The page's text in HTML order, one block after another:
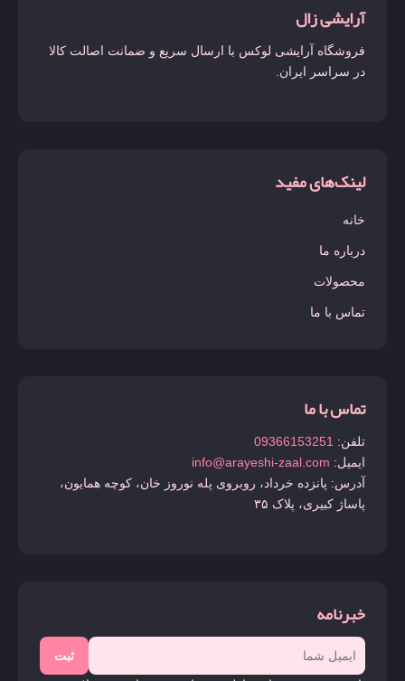
آرایشی زال
فروشگاه آرایشی لوکس با ارسال سریع و ضمانت اصالت کالا
در سراسر ایران.
لینک‌های مفید
خانه
درباره ما
محصولات
تماس با ما
تماس با ما
تلفن: 09366153251
ایمیل: info@arayeshi-zaal.com
آدرس: پانزده خرداد، روبروی پله نوروز خان، کوچه همایون،
پاساژ کبیری، پلاک ۳۵
خبرنامه
ثبت